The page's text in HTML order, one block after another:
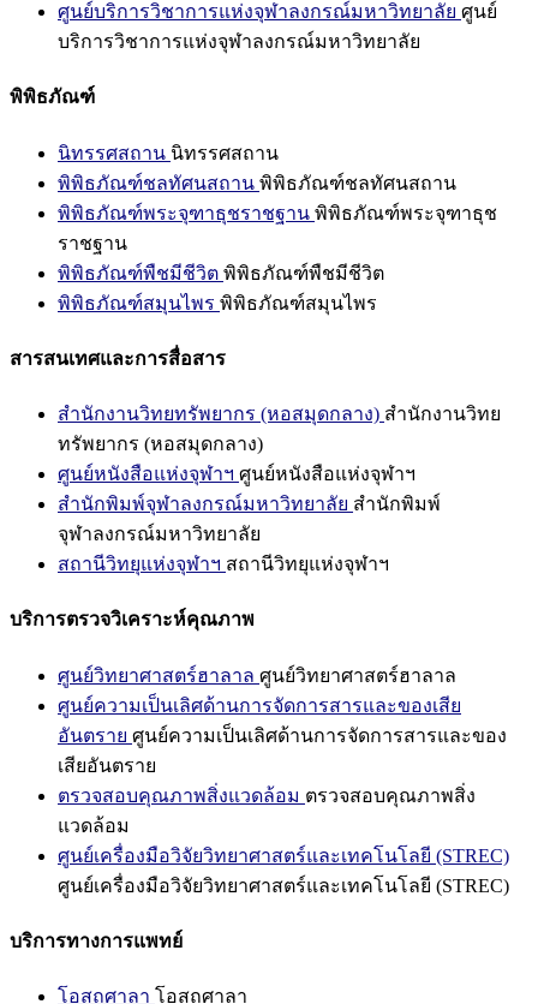
ศูนย์บริการวิชาการแห่งจุฬาลงกรณ์มหาวิทยาลัย ศูนย์
บริการวิชาการแห่งจุฬาลงกรณ์มหาวิทยาลัย
พิพิธภัณฑ์
นิทรรศสถาน นิทรรศสถาน
พิพิธภัณฑ์ชลทัศนสถาน พิพิธภัณฑ์ชลทัศนสถาน
พิพิธภัณฑ์พระจุฑาธุชราชฐาน พิพิธภัณฑ์พระจุฑาธุช
ราชฐาน
พิพิธภัณฑ์พืชมีชีวิต พิพิธภัณฑ์พืชมีชีวิต
พิพิธภัณฑ์สมุนไพร พิพิธภัณฑ์สมุนไพร
สารสนเทศและการสื่อสาร
สำนักงานวิทยทรัพยากร (หอสมุดกลาง) สำนักงานวิทย
ทรัพยากร (หอสมุดกลาง)
ศูนย์หนังสือแห่งจุฬาฯ ศูนย์หนังสือแห่งจุฬาฯ
สำนักพิมพ์จุฬาลงกรณ์มหาวิทยาลัย สำนักพิมพ์
จุฬาลงกรณ์มหาวิทยาลัย
สถานีวิทยุแห่งจุฬาฯ สถานีวิทยุแห่งจุฬาฯ
บริการตรวจวิเคราะห์คุณภาพ
ศูนย์วิทยาศาสตร์ฮาลาล ศูนย์วิทยาศาสตร์ฮาลาล
ศูนย์ความเป็นเลิศด้านการจัดการสารและของเสีย
อันตราย ศูนย์ความเป็นเลิศด้านการจัดการสารและของ
เสียอันตราย
ตรวจสอบคุณภาพสิ่งแวดล้อม ตรวจสอบคุณภาพสิ่ง
แวดล้อม
ศูนย์เครื่องมือวิจัยวิทยาศาสตร์และเทคโนโลยี (STREC)
ศูนย์เครื่องมือวิจัยวิทยาศาสตร์และเทคโนโลยี (STREC)
บริการทางการแพทย์
โอสถศาลา โอสถศาลา